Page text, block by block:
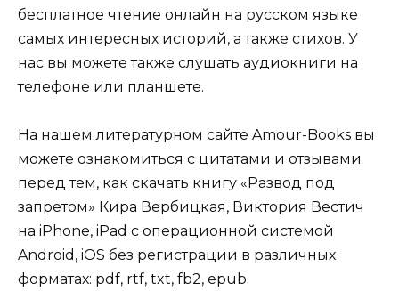
бесплатное чтение онлайн на русском языке
самых интересных историй, а также стихов. У
нас вы можете также слушать аудиокниги на
телефоне или планшете.
На нашем литературном сайте Amour-Books вы
можете ознакомиться с цитатами и отзывами
перед тем, как скачать книгу «Развод под
запретом» Кира Вербицкая, Виктория Вестич
на iPhone, iPad с операционной системой
Android, iOS без регистрации в различных
форматах: pdf, rtf, txt, fb2, epub.